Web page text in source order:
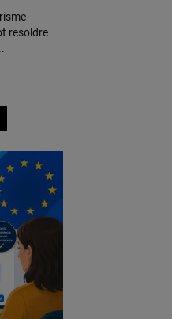
resoldre